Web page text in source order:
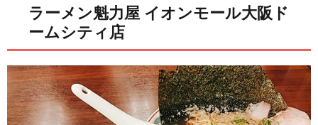
ラーメン魁力屋 イオンモール大阪ド
ームシティ店